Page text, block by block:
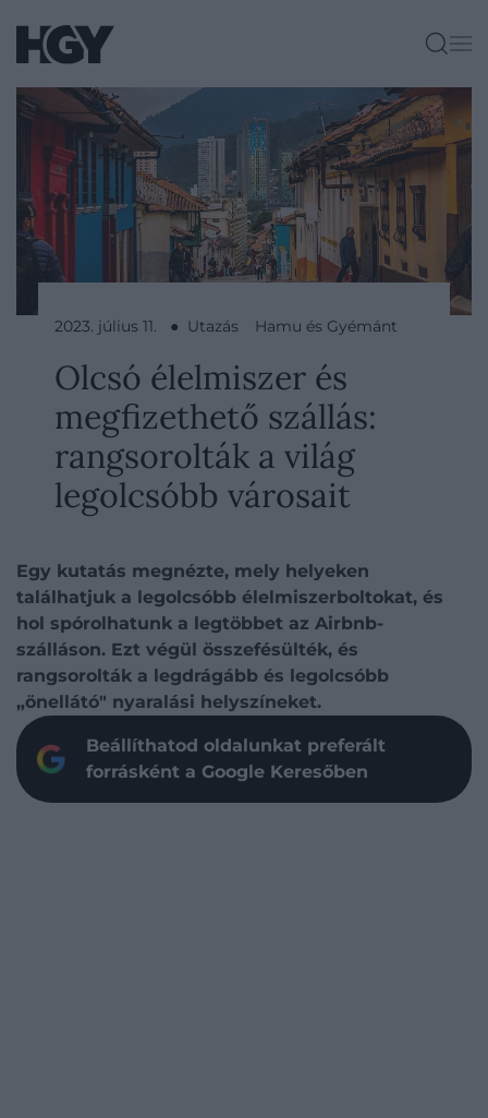
2023. július 11. ● Utazás Hamu és Gyémánt
Olcsó élelmiszer és
megfizethető szállás:
rangsorolták a világ
legolcsóbb városait
Egy kutatás megnézte, mely helyeken
találhatjuk a legolcsóbb élelmiszerboltokat, és
hol spórolhatunk a legtöbbet az Airbnb-
szálláson. Ezt végül összefésülték, és
rangsorolták a legdrágább és legolcsóbb
„önellátó" nyaralási helyszíneket.
Beállíthatod oldalunkat preferált
forrásként a Google Keresőben